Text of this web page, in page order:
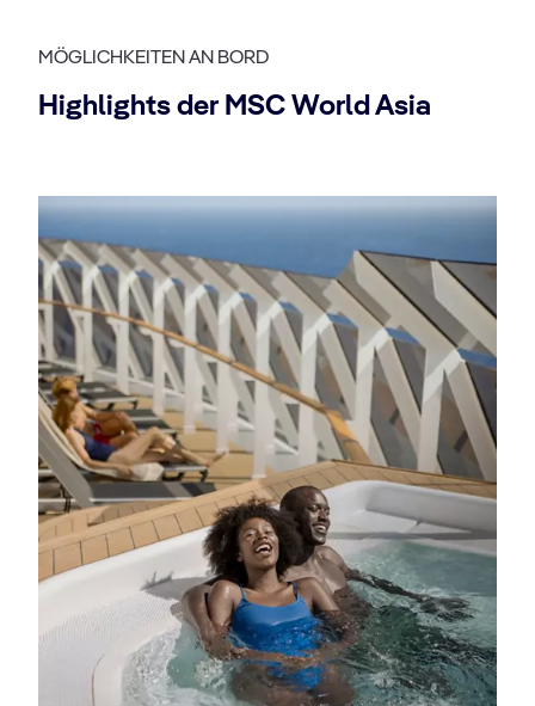
MÖGLICHKEITEN AN BORD
Highlights der MSC World Asia